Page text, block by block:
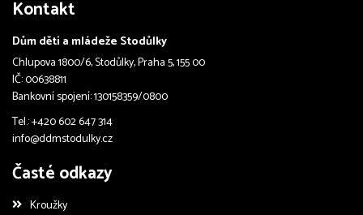
Kontakt
Dům dětí a mládeže Stodůlky
Chlupova 1800/6, Stodůlky, Praha 5, 155 00
IČ: 00638811
Bankovní spojení: 130158359/0800
Tel.: +420 602 647 314
info@ddmstodulky.cz
Časté odkazy
Kroužky